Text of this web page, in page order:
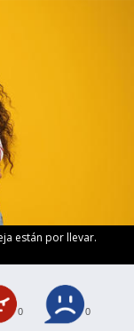
están por llevar.
0 0